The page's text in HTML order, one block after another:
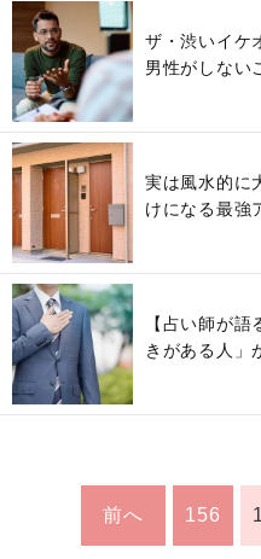
ザ・渋いイケ
男性がしない
実は風水的に
けになる最強
【占い師が
きがある人」
前へ 156